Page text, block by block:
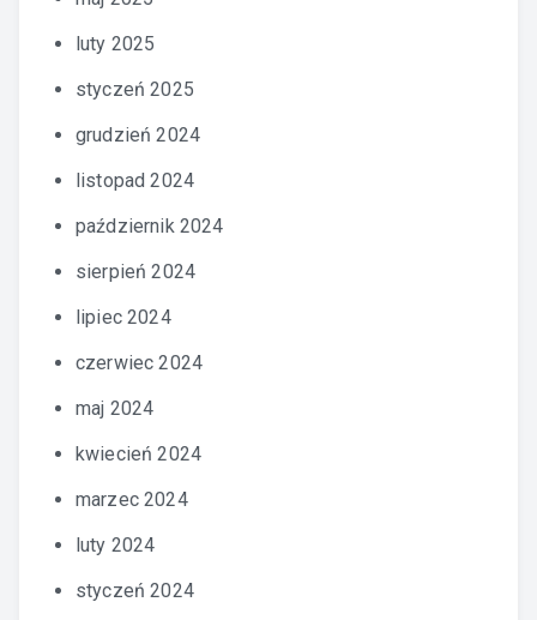
luty 2025
styczeń 2025
grudzień 2024
listopad 2024
październik 2024
sierpień 2024
lipiec 2024
czerwiec 2024
maj 2024
kwiecień 2024
marzec 2024
luty 2024
styczeń 2024